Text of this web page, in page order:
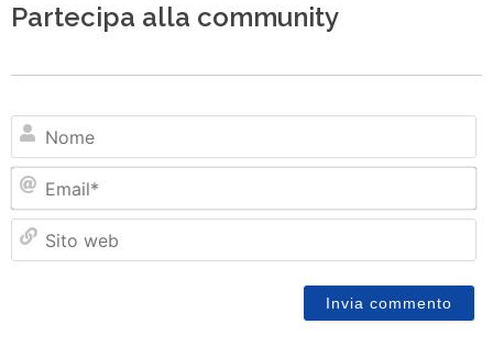
Partecipa alla community